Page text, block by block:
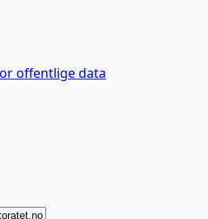
offentlige data